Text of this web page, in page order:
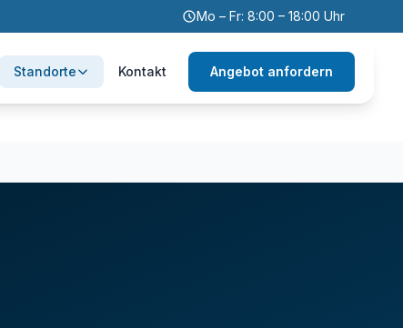
Mo – Fr: 8:00 – 18:00 Uhr
Standorte Kontakt Angebot anfordern